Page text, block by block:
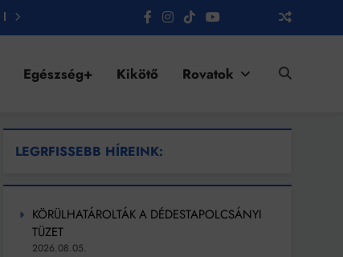
Egészség+ Kikötő Rovatok
LEGRFISSEBB HÍREINK:
KÖRÜLHATÁROLTÁK A DÉDESTAPOLCSÁNYI
TÜZET
2026.08.05.